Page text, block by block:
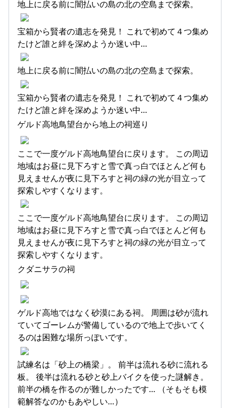
地上に戻る前に闇払いの島の北の空島まで探索。
宝箱から賢者の遺志を発見！ これで初めて４つ集め
たけど誰と絆を深めようか迷い中…
地上に戻る前に闇払いの島の北の空島まで探索。
宝箱から賢者の遺志を発見！ これで初めて４つ集め
たけど誰と絆を深めようか迷い中…
ゲルド高地鳥望台から地上の祠巡り
ここで一度ゲルド高地鳥望台に戻ります。 この周辺
地域はお昼に見下ろすと雪で真っ白でほとんど何も
見えませんが夜に見下ろすと祠の緑の光が目立って
探索しやすくなります。
ここで一度ゲルド高地鳥望台に戻ります。 この周辺
地域はお昼に見下ろすと雪で真っ白でほとんど何も
見えませんが夜に見下ろすと祠の緑の光が目立って
探索しやすくなります。
クダニサラの祠
ゲルド高地ではなく砂漠にある祠。 周囲は砂が流れ
ていてゴーレムが警備しているので地上で歩いてく
るのは困難な場所っぽいです。
試練名は「砂上の橋梁」。 前半は流れる砂に流れる
板。 後半は流れる砂と砂上バイクを使った謎解き。
前半の橋を作るのが難しかったです… （そもそも模
範解答なのかもあやしい…）